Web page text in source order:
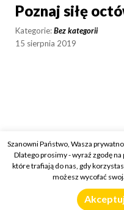
Poznaj
Poznaj siłę
Kategorie:Bez kategorii
15 sierpnia 2019
Szanowni Państwo, Wasza
Dlatego prosimy - wyraź zgodę
które trafiają do nas, gdy
możesz wycofać